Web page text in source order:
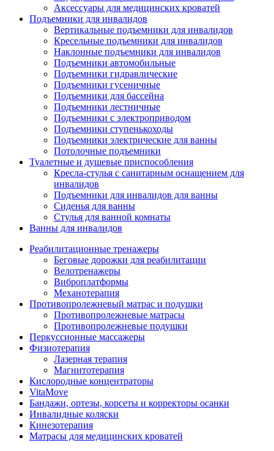
Аксессуары для медицинских кроватей
Подъемники для инвалидов
Вертикальные подъемники для инвалидов
Кресельные подъемники для инвалидов
Наклонные подъемники для инвалидов
Подъемники автомобильные
Подъемники гидравлические
Подъемники гусеничные
Подъемники для бассейна
Подъемники лестничные
Подъемники с электроприводом
Подъемники ступенькоходы
Подъемники электрические для ванны
Потолочные подъемники
Туалетные и душевые приспособления
Кресла-стулья с санитарным оснащением для
инвалидов
Подъемники для инвалидов для ванны
Сиденья для ванны
Стулья для ванной комнаты
Ванны для инвалидов
Реабилитационные тренажеры
Беговые дорожки для реабилитации
Велотренажеры
Виброплатформы
Механотерапия
Противопролежневый матрас и подушки
Противопролежневые матрасы
Противопролежневые подушки
Перкуссионные массажеры
Физиотерапия
Лазерная терапия
Магнитотерапия
Кислородные концентраторы
VitaMove
Бандажи, ортезы, корсеты и корректоры осанки
Инвалидные коляски
Кинезотерапия
Матрасы для медицинских кроватей